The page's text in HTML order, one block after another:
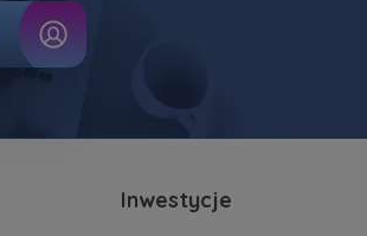
Inwestycje